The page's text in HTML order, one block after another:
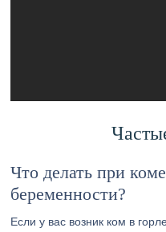
Что делать при
беременности?
Если у вас возник ком в